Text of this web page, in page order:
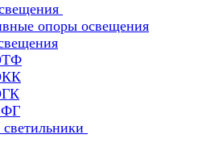
опоры освещения